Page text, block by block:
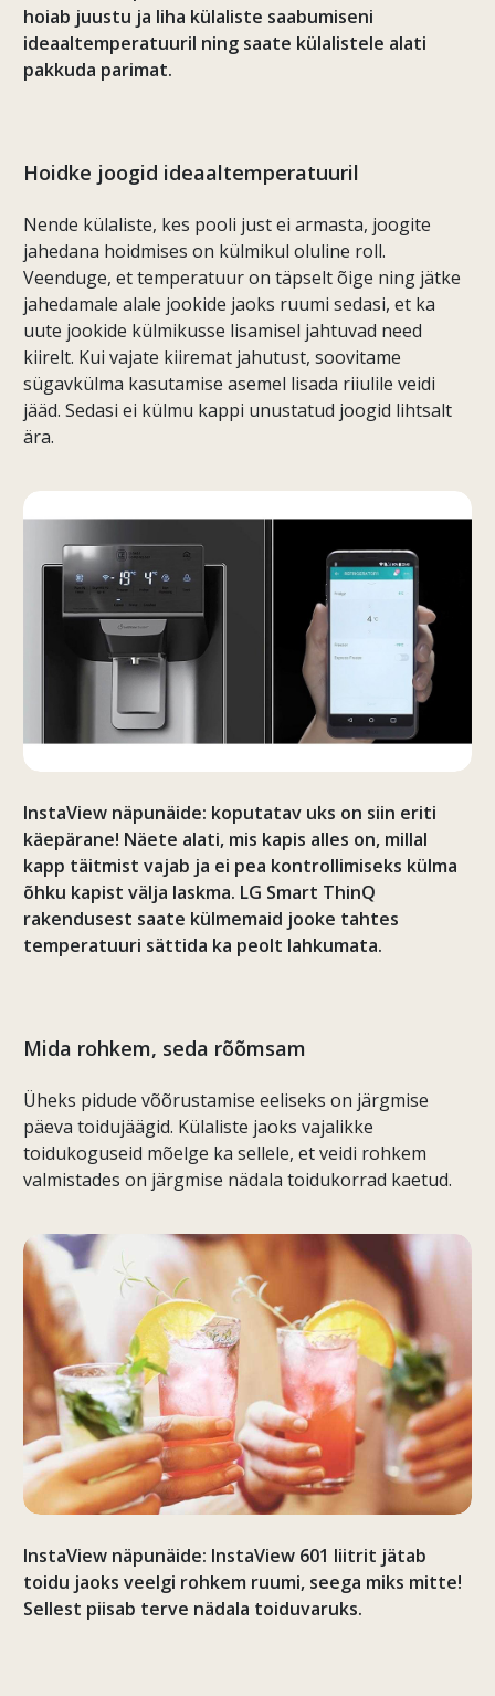
hoiab juustu ja liha külaliste saabumiseni
ideaaltemperatuuril ning saate külalistele alati
pakkuda parimat.
Hoidke joogid ideaaltemperatuuril
Nende külaliste, kes pooli just ei armasta, joogite
jahedana hoidmises on külmikul oluline roll.
Veenduge, et temperatuur on täpselt õige ning jätke
jahedamale alale jookide jaoks ruumi sedasi, et ka
uute jookide külmikusse lisamisel jahtuvad need
kiirelt. Kui vajate kiiremat jahutust, soovitame
sügavkülma kasutamise asemel lisada riiulile veidi
jääd. Sedasi ei külmu kappi unustatud joogid lihtsalt
ära.
InstaView näpunäide: koputatav uks on siin eriti
käepärane! Näete alati, mis kapis alles on, millal
kapp täitmist vajab ja ei pea kontrollimiseks külma
õhku kapist välja laskma. LG Smart ThinQ
rakendusest saate külmemaid jooke tahtes
temperatuuri sättida ka peolt lahkumata.
Mida rohkem, seda rõõmsam
Üheks pidude võõrustamise eeliseks on järgmise
päeva toidujäägid. Külaliste jaoks vajalikke
toidukoguseid mõelge ka sellele, et veidi rohkem
valmistades on järgmise nädala toidukorrad kaetud.
InstaView näpunäide: InstaView 601 liitrit jätab
toidu jaoks veelgi rohkem ruumi, seega miks mitte!
Sellest piisab terve nädala toiduvaruks.